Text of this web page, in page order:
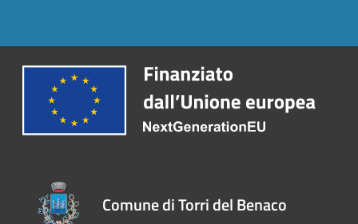
Comune di Torri del Benaco